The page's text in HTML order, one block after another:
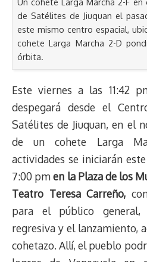
Un cohete Larga Marcha 2-F
de Satélites de Jiuquan el
este mismo centro espacial,
cohete Larga Marcha 2-D
órbita.
Este viernes a las 11:42
despegará desde el
Satélites de Jiuquan, en el
de un cohete Larga
actividades se iniciarán
7:00 pmen la Plaza de los
Teatro Teresa Carreño,
para el público general,
regresiva y el lanzamiento,
cohetazo. Allí, el pueblo